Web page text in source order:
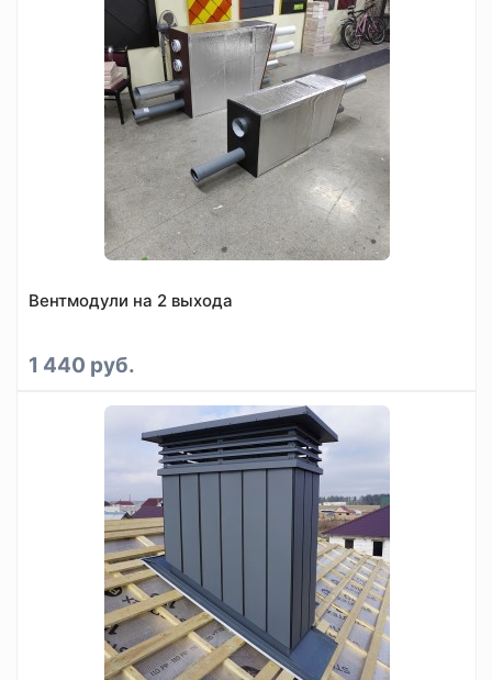
Вентмодули на 2 выхода
1 440 руб.